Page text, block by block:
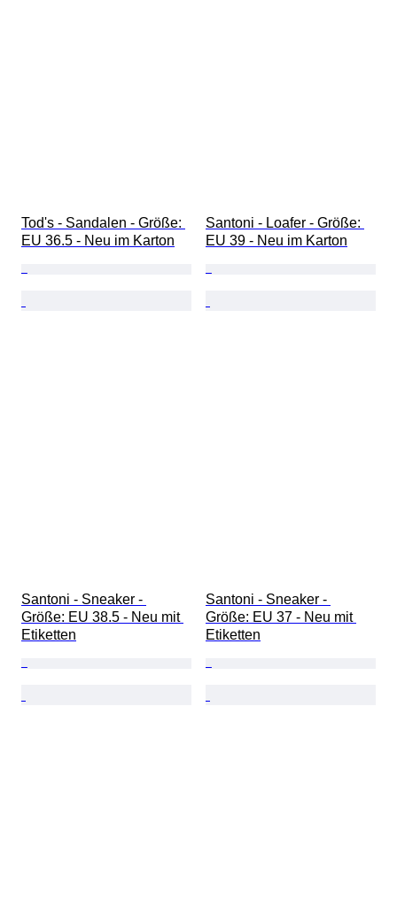
Tod's - Sandalen - Größe:
EU 36.5 - Neu im Karton
Santoni - Loafer - Größe:
EU 39 - Neu im Karton
Santoni - Sneaker -
Größe: EU 38.5 - Neu mit
Etiketten
Santoni - Sneaker -
Größe: EU 37 - Neu mit
Etiketten